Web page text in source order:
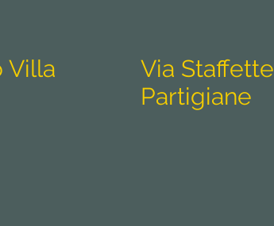
Scoprili tutti
Villa
Via Staffette
Partigiane